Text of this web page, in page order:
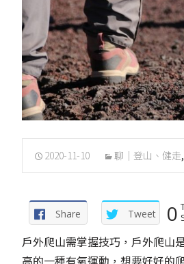
2020-11-10 聊｜登山、健走,
Share Tweet 0
戶外爬山需掌握技巧，戶外爬山
高的一種有氧運動，想要好好的